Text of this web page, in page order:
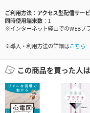
ご利用方法
アクセス型配信サー
同時使用端末数
1
※インターネット経由でのWEBブ
※導入・利用方法の詳細はこちら
この商品を買った人